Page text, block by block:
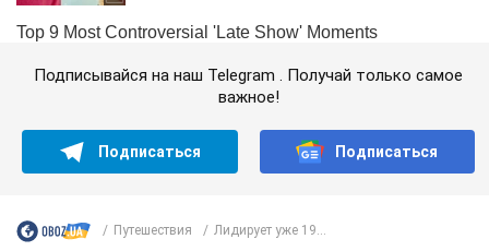
Подписывайся на наш Telegram . Получай только самое
важное!
Подписаться Подписаться
Путешествия Лидирует уже 19...